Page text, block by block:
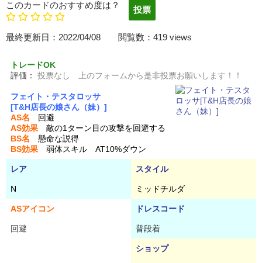
このカードのおすすめ度は？
最終更新日：2022/04/08 閲覧数：419 views
トレードOK
評価：
投票なし 上のフォームから是非投票お願いします！！
フェイト・テスタロッサ
[T&H店長の娘さん（妹）]
AS名 回避
AS効果 敵の1ターン目の攻撃を回避する
BS名 懸命な説得
BS効果 弱体スキル AT10%ダウン
レア スタイル
N ミッドチルダ
ASアイコン ドレスコード
回避 普段着
ショップ